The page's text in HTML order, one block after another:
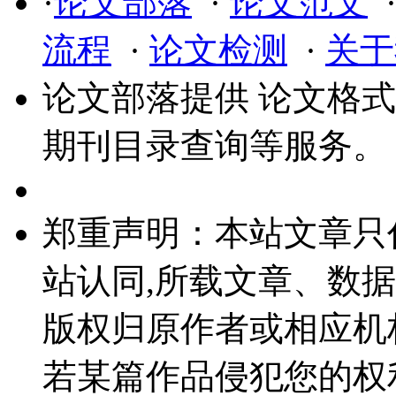
流程 · 论文检测 · 关
论文部落提供 论文格
期刊目录查询等服务。
郑重声明：本站文章
站认同,所载文章、数
版权归原作者或相应
若某篇作品侵犯您的